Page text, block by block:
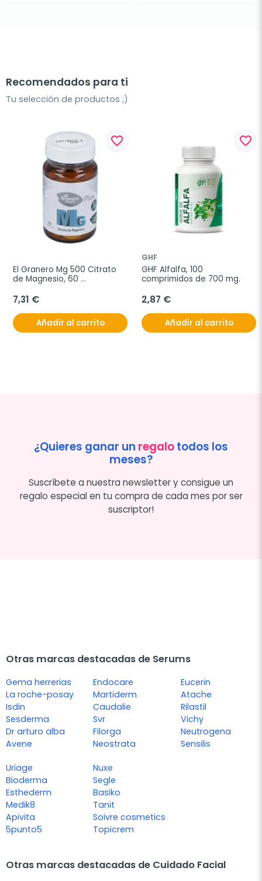
Recomendados para ti
Tu selección de productos ;)
favorite_border
El Granero Mg 500 Citrato
de Magnesio, 60
7,31 €
Añadir al carrito
favorite_border
GHF
GHF Alfalfa, 100
comprimidos de 700 mg.
2,87 €
Añadir al carrito
¿Quieres ganar un regalotodos los
meses?
Suscríbete a nuestra newsletter y consigue un
regalo especial en tu compra de cada mes por ser
suscriptor!
Otras marcas destacadas de Serums
Gema herrerias
La roche-posay
Isdin
Sesderma
Dr arturo alba
Avene
Endocare
Martiderm
Caudalie
Svr
Filorga
Neostrata
Eucerin
Atache
Rilastil
Vichy
Neutrogena
Sensilis
Uriage
Bioderma
Esthederm
Medik8
Apivita
5punto5
Nuxe
Segle
Basiko
Tanit
Soivre cosmetics
Topicrem
Otras marcas destacadas de Cuidado Facial